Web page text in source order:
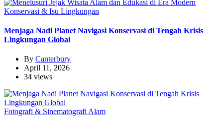
Konservasi & Isu Lingkungan
Menjaga Nadi Planet Navigasi Konservasi di Tengah Krisis
Lingkungan Global
By Canterbury
April 11, 2026
34 views
Fotografi & Sinematografi Alam